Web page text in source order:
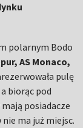
polarnym Bodo
AS Monaco,
pulę
biorąc pod
posiadacze
ma już miejsc.